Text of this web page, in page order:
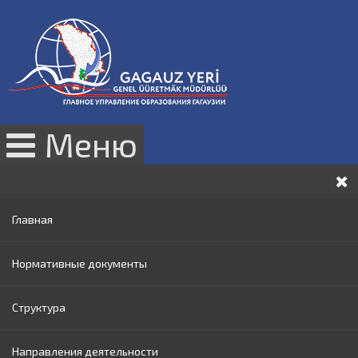
Меню
Главная
Нормативные документы
Законы РМ
Нормативные акты Правительства РМ
Структура
Руководство
Направления деятельности